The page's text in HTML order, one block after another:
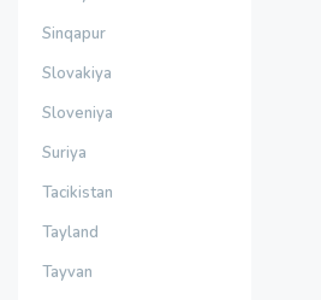
Sinqapur
Slovakiya
Sloveniya
Suriya
Tacikistan
Tayland
Tayvan